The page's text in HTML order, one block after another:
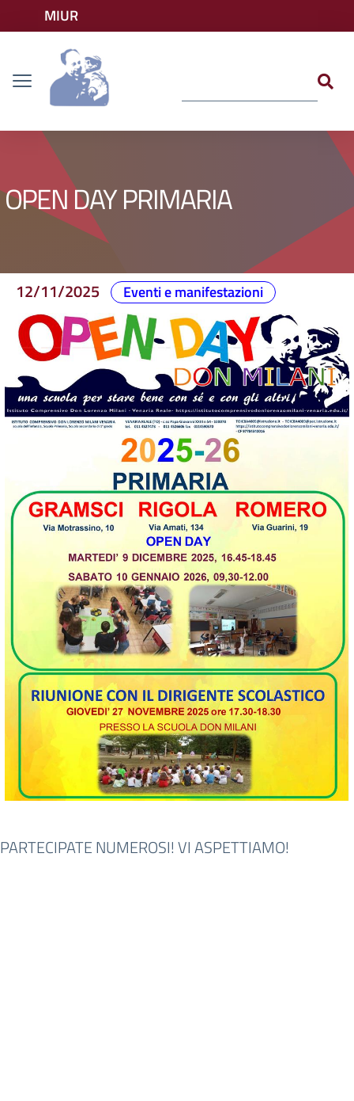
Vai ai contenuti
Vai al menu di navigazione
Vai al footer
MIUR
OPEN DAY PRIMARIA
12/11/2025 Eventi e manifestazioni
PARTECIPATE NUMEROSI! VI ASPETTIAMO!